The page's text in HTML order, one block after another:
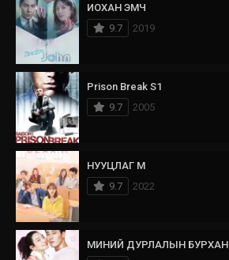
ИОХАН ЭМЧ
9.7
2019
Prison Break S1
9.7
2005
НУУЦЛАГ М
9.7
2022
МИНИЙ ДУРЛАЛЫН БУРХАН